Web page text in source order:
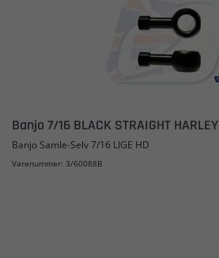
Banjo 7/16 BLACK STRAIGHT HARLEY
Banjo Samle-Selv 7/16 LIGE HD
Varenummer: 3/60088B